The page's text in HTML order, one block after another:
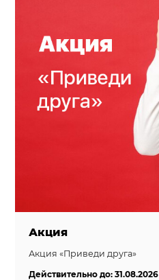
Акция
Акция «Приведи друга»
Действительно до: 31.08.2026